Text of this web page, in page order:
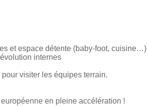
et espace détente (baby-foot, cuisine…)
internes
visiter les équipes terrain.
en pleine accélération !